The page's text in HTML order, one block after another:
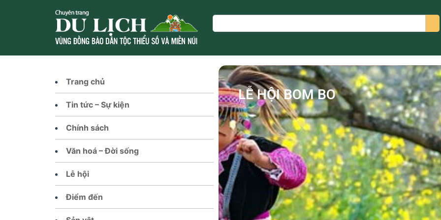
Search
Trang chủ
Tin tức – Sự kiện
Chính sách
Văn hoá – Đời sống
Lễ hội
Điểm đến
LỄ HỘI BOM BO